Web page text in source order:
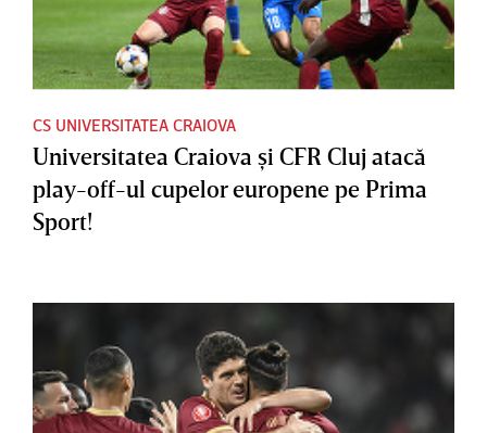
CS UNIVERSITATEA CRAIOVA
Universitatea Craiova şi CFR Cluj atacă
play-off-ul cupelor europene pe Prima
Sport!